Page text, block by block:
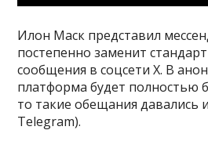
Илон Маск представил
постепенно заменит
сообщения в соцсети X. В
платформа будет полностью
то такие обещания давались
Telegram).